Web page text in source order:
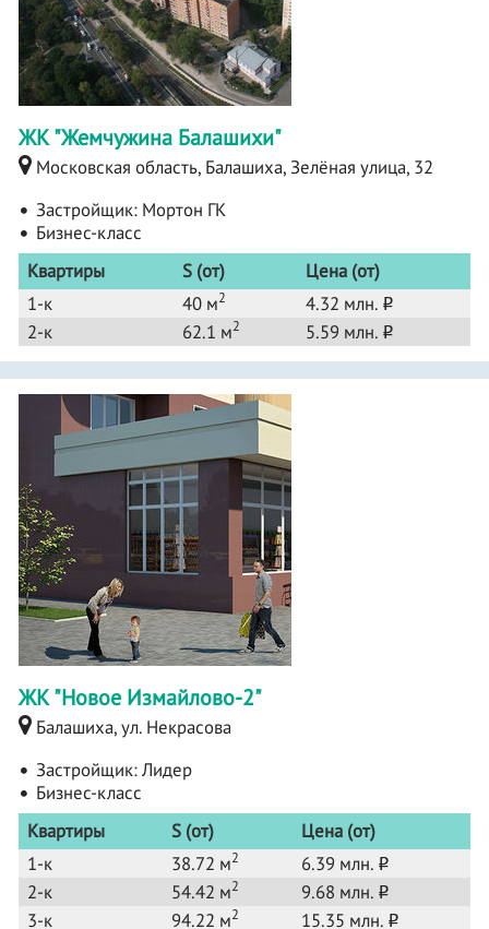
ЖК "Жемчужина Балашихи"
Московская область, Балашиха, Зелёная улица, 32
Застройщик: Мортон ГК
Бизнес-класс
Квартиры
S (от)
Цена (от)
1-к
40 м2 4.32 млн. o
2-к 62.1 м2 5.59 млн. o
ЖК "Новое Измайлово-2"
Балашиха, ул. Некрасова
Застройщик:Лидер
Бизнес-класс
Квартиры
S (от)
Цена (от)
1-к
38.72 м2 6.39 млн. o
2-к 54.42 м2 9.68 млн. o
3-к 94.22 м2 15.35 млн. o